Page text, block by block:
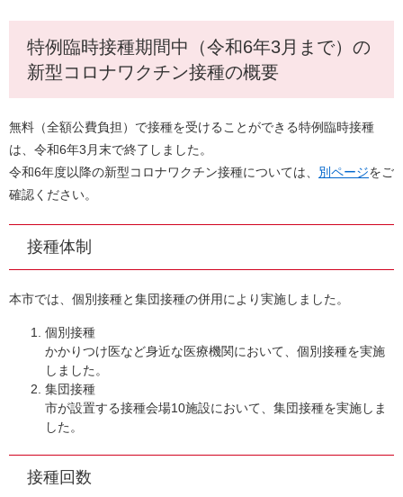
特例臨時接種期間中（令和6年3月まで）の
新型コロナワクチン接種の概要
無料（全額公費負担）で接種を受けることができる特例臨時接種
は、令和6年3月末で終了しました。
令和6年度以降の新型コロナワクチン接種については、 別ページをご
確認ください。
接種体制
本市では、個別接種と集団接種の併用により実施しました。
個別接種
​かかりつけ医など身近な医療機関において、個別接種を実施
しました。
集団接種
​市が設置する接種会場10施設において、集団接種を実施しま
した。
接種回数